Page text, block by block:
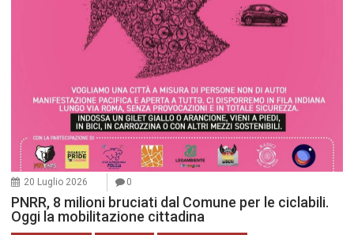
20 Luglio 2026 0
PNRR, 8 milioni bruciati dal Comune per le ciclabili.
Oggi la mobilitazione cittadina